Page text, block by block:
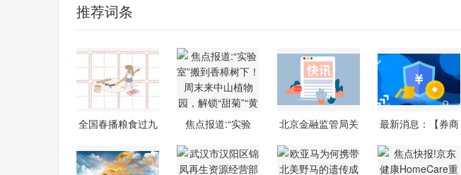
推荐词条
全国春播粮食过九
焦点报道:“实验
北京金融监管局关
最新消息：【券商